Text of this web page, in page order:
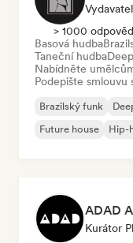
> 1000
Basová hudba
Taneční hudba
Nabídněte
Podepište
Brazilský funk
Future house
Hip-
ADAD
Kurátor